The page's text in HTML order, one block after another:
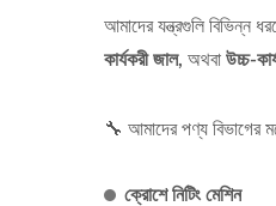
আমাদের যন্ত্রগুলি বিভিন্ন
কার্যকরী জাল, অথবা উচ্চ-
🔧 আমাদের পণ্য বিভাগের
ক্রোশে নিটিং মেশিন